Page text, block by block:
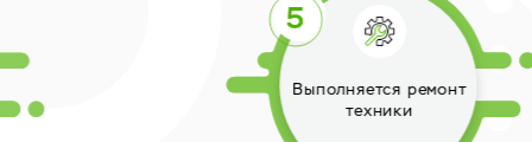
Выполняется ремонт
техники